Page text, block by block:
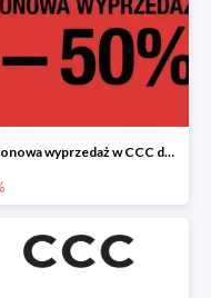
Sezonowa wyprzedaż w CCC do -50%